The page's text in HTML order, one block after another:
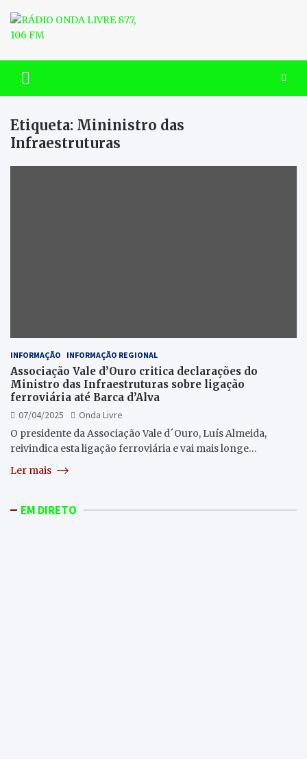
content
RÁDIO ONDA LIVRE 87.7, 106
FM
Etiqueta: Mininistro das
Infraestruturas
INFORMAÇÃO INFORMAÇÃO REGIONAL
Associação Vale d’Ouro critica declarações do
Ministro das Infraestruturas sobre ligação
ferroviária até Barca d’Alva
07/04/2025
Onda Livre
O presidente da Associação Vale d´Ouro, Luís Almeida,
reivindica esta ligação ferroviária e vai mais longe…
Ler mais
EM DIRETO